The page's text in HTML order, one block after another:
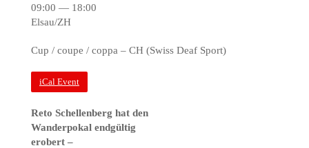
Reto Schellenberg hat den
Wanderpokal endgültig
erobert –
09:00 — 18:00
Elsau/ZH
Cup / coupe / coppa – CH (Swiss Deaf Sport)
iCal Event